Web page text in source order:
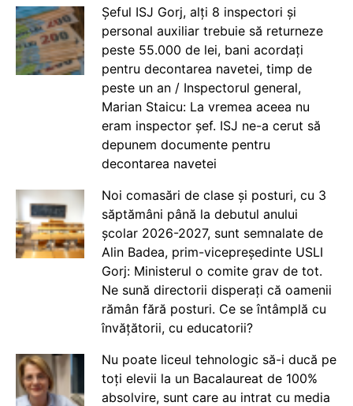
Șeful ISJ Gorj, alți 8 inspectori și
personal auxiliar trebuie să returneze
peste 55.000 de lei, bani acordați
pentru decontarea navetei, timp de
peste un an / Inspectorul general,
Marian Staicu: La vremea aceea nu
eram inspector șef. ISJ ne-a cerut să
depunem documente pentru
decontarea navetei
Noi comasări de clase și posturi, cu 3
săptămâni până la debutul anului
școlar 2026-2027, sunt semnalate de
Alin Badea, prim-vicepreședinte USLI
Gorj: Ministerul o comite grav de tot.
Ne sună directorii disperați că oamenii
rămân fără posturi. Ce se întâmplă cu
învățătorii, cu educatorii?
Nu poate liceul tehnologic să-i ducă pe
toți elevii la un Bacalaureat de 100%
absolvire, sunt care au intrat cu media